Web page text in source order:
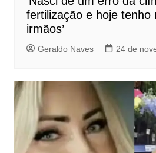
fertilização e hoje tenho
irmãos’
Geraldo Naves 24 de